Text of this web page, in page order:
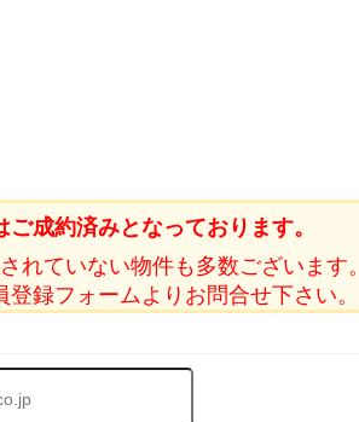
ご成約済みとなっております。
れていない物件も多数ございます。
録フォームよりお問合せ下さい。